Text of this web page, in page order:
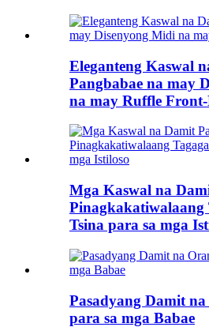
Eleganteng Kaswal
Pangbabae na may
na may Ruffle Front-
Mga Kaswal na
Pinagkakatiwalaang
Tsina para sa mga
Pasadyang Damit
para sa mga Babae